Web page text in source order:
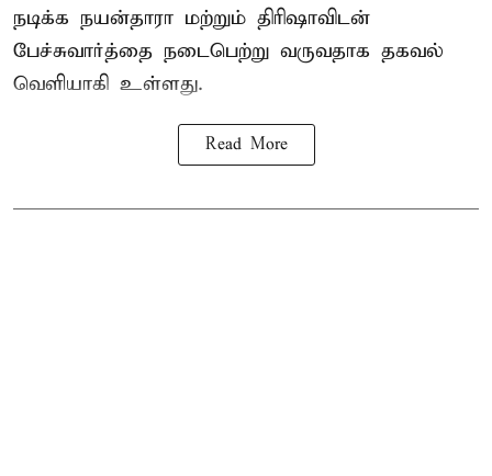
நடிக்க நயன்தாரா மற்றும் திரிஷாவிடன்
பேச்சுவார்த்தை நடைபெற்று வருவதாக தகவல்
வெளியாகி உள்ளது.
Read More